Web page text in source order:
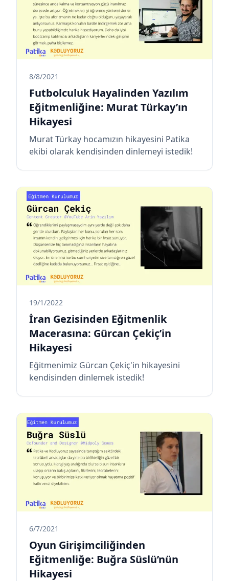
8/8/2021
Futbolculuk Hayalinden Yazılım
Eğitmenliğine: Murat Türkay’ın
Hikayesi
Murat Türkay hocamızın hikayesini Patika
ekibi olarak kendisinden dinlemeyi istedik!
19/1/2022
İran Gezisinden Eğitmenlik
Macerasına: Gürcan Çekiç’in
Hikayesi
Eğitmenimiz Gürcan Çekiç'in hikayesini
kendisinden dinlemek istedik!
6/7/2021
Oyun Girişimciliğinden
Eğitmenliğe: Buğra Süslü’nün
Hikayesi